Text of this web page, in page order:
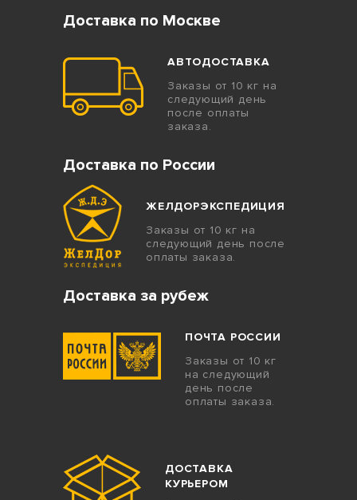
Доставка по Москве
АВТОДОСТАВКА
Заказы от 10 кг на
следующий день
после оплаты
заказа.
Доставка по России
ЖЕЛДОРЭКСПЕДИЦИЯ
Заказы от 10 кг на
следующий день после
оплаты заказа.
Доставка за рубеж
ПОЧТА РОССИИ
Заказы от 10 кг
на следующий
день после
оплаты заказа.
ДОСТАВКА
КУРЬЕРОМ